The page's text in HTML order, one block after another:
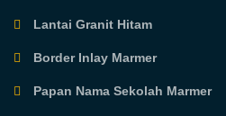
Lantai Granit Hitam
Border Inlay Marmer
Papan Nama Sekolah Marmer